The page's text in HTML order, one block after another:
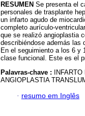
RESUMEN Se presenta el
personales de trasplante
un infarto agudo de
completo aurículo-
que se realizó angioplastia
describiéndose además las
En el seguimiento a los 6 y
clase funcional. Este es el
Palavras-chave :
ANGIOPLASTIA
· resumo em Inglês